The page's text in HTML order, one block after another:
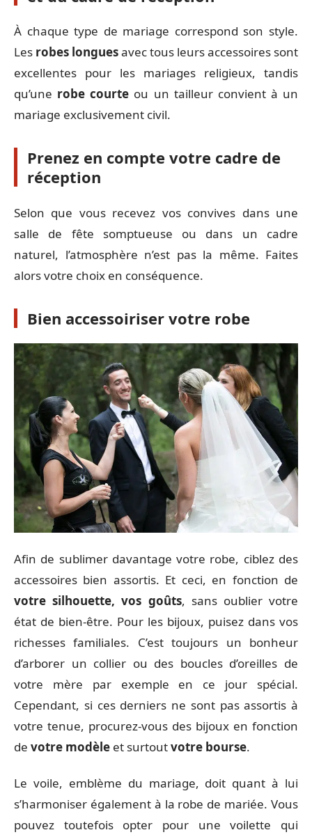
À chaque type de mariage correspond son style.
Les robes longuesavec tous leurs accessoires sont
excellentes pour les mariages religieux, tandis
qu’une robe courte ou un tailleur convient à un
mariage exclusivement civil.
Prenez en compte votre cadre de
réception
Selon que vous recevez vos convives dans une
salle de fête somptueuse ou dans un cadre
naturel, l’atmosphère n’est pas la même. Faites
alors votre choix en conséquence.
Bien accessoiriser votre robe
Afin de sublimer davantage votre robe, ciblez des
accessoires bien assortis. Et ceci, en fonction de
votre silhouette, vos goûts, sans oublier votre
état de bien-être. Pour les bijoux, puisez dans vos
richesses familiales. C’est toujours un bonheur
d’arborer un collier ou des boucles d’oreilles de
votre mère par exemple en ce jour spécial.
Cependant, si ces derniers ne sont pas assortis à
votre tenue, procurez-vous des bijoux en fonction
de votre modèle et surtoutvotre bourse.
Le voile, emblème du mariage, doit quant à lui
s’harmoniser également à la robe de mariée. Vous
pouvez toutefois opter pour une voilette qui